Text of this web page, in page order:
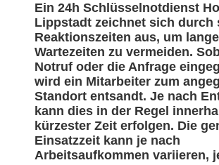
Ein 24h Schlüsselnotdienst
Lippstadt zeichnet sich durch
Reaktionszeiten aus, um lange
Wartezeiten zu vermeiden.
Notruf oder die Anfrage
wird ein Mitarbeiter zum
Standort entsandt. Je nach
kann dies in der Regel
kürzester Zeit erfolgen. Die
Einsatzzeit kann je nach
Arbeitsaufkommen variieren,